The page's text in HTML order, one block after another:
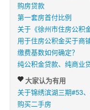
购房贷款
第一套房首付比例
关于《徐州市住房公积
用于住房公积金买于商
缴费基数如何确定？
纯公积金贷款、纯商业
大家认为有用
关于锦绣滨湖三期#53
购买二手房